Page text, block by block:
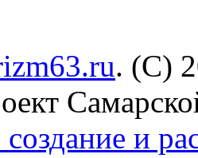
. (C)
и